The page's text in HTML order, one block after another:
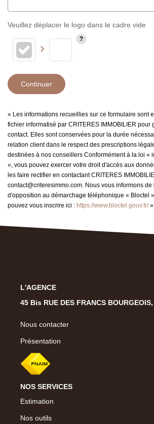
Veuillez déplacer le logo dans le cadre vide
Continuer
« Les informations recueillies sur ce formulaire sont
fichier informatisé par CRITERES IMMOBILIER pour
contact. Elles sont conservées pour la durée
relation client dans le respect des prescriptions
destinées à nos conseillers Conformément à la loi «
», vous pouvez exercer votre droit d'accès aux
les faire rectifier en contactant CRITERES
contact@criteresimmo.com. Nous vous informons
d'opposition au démarchage téléphonique « Bloctel
pouvez vous inscrire ici : https://www.bloctel.gouv.fr/»
L'AGENCE
45 Bis RUE DES FRANCS
Nous contacter
Présentation
NOS SERVICES
Estimation
Nos outils